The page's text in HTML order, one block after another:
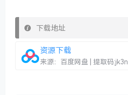
下载地址
资源下载
来源：百度网盘 | 提取码:jk3n